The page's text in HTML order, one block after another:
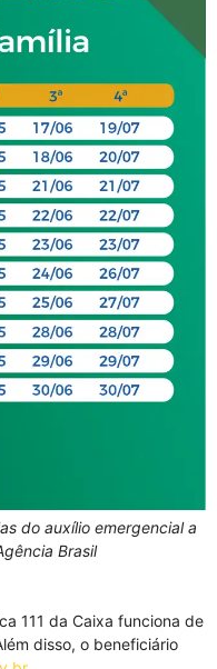
do auxílio emergencial a
Brasil
111 da Caixa funciona de
disso, o beneficiário